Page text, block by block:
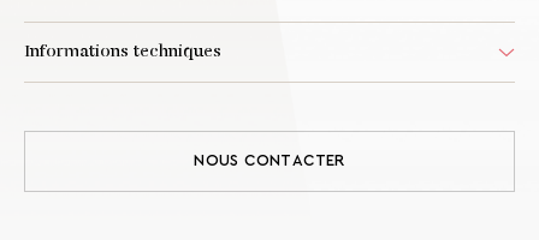
Informations techniques
NOUS CONTACTER